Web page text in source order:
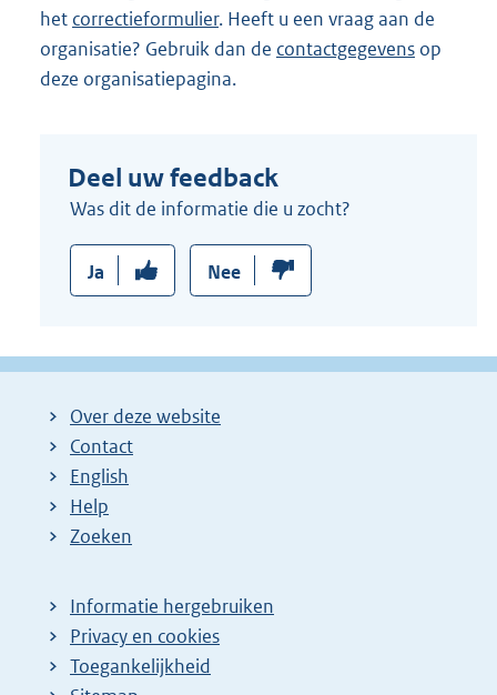
het correctieformulier. Heeft u een vraag aan de
organisatie? Gebruik dan de contactgegevens op
deze organisatiepagina.
Deel uw feedback
Was dit de informatie die u zocht?
Ja Nee
Over deze website
Contact
English
Help
Zoeken
Informatie hergebruiken
Privacy en cookies
Toegankelijkheid